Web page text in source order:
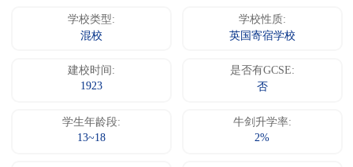
学校类型:
混校
学校性质:
英国寄宿学校
建校时间:
1923
是否有GCSE:
否
学生年龄段:
13~18
牛剑升学率:
2%